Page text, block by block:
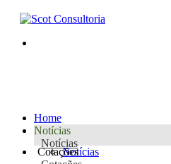
Home
Notícias
Notícias
Notícias
Cotações